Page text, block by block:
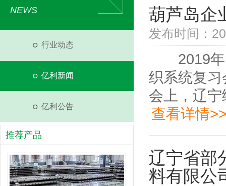
NEWS
行业动态
亿利新闻
亿利公告
推荐产品
葫芦岛企
发布时间：
2019年
织系统复
会上，辽
查看详情
辽宁省部
料有限公